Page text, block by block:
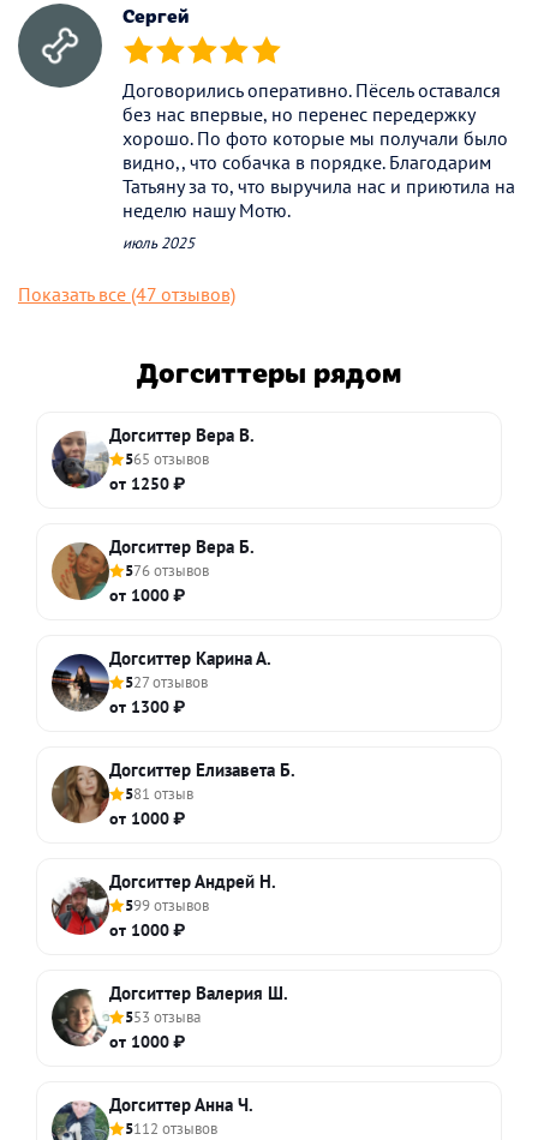
Сергей
(*) (*) (*) (*) (*)
Договорились оперативно. Пёсель оставался
без нас впервые, но перенес передержку
хорошо. По фото которые мы получали было
видно,, что собачка в порядке. Благодарим
Татьяну за то, что выручила нас и приютила на
неделю нашу Мотю.
июль 2025
Показать все (47 отзывов)
Догситтеры рядом
Догситтер Вера В.
565 отзывов
от 1250 ₽
Догситтер Вера Б.
576 отзывов
от 1000 ₽
Догситтер Карина А.
527 отзывов
от 1300 ₽
Догситтер Елизавета Б.
581 отзыв
от 1000 ₽
Догситтер Андрей Н.
599 отзывов
от 1000 ₽
Догситтер Валерия Ш.
553 отзыва
от 1000 ₽
Догситтер Анна Ч.
5112 отзывов